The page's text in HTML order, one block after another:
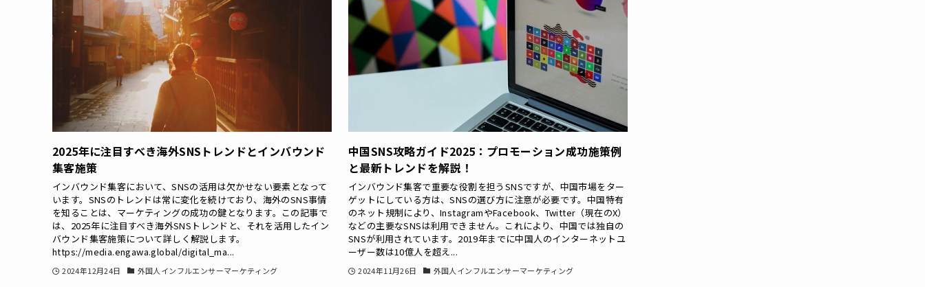
2025年に注目すべき海外SNSトレンドとインバウンド
集客施策
インバウンド集客において、SNSの活用は欠かせない要素となって
います。SNSのトレンドは常に変化を続けており、海外のSNS事情
を知ることは、マーケティングの成功の鍵となります。この記事で
は、2025年に注目すべき海外SNSトレンドと、それを活用したイン
バウンド集客施策について詳しく解説します。
https://media.engawa.global/digital_ma...
2024年12月24日 外国人インフルエンサーマーケティング
中国SNS攻略ガイド2025：プロモーション成功施策例
と最新トレンドを解説！
インバウンド集客で重要な役割を担うSNSですが、中国市場をター
ゲットにしている方は、SNSの選び方に注意が必要です。中国特有
のネット規制により、InstagramやFacebook、Twitter（現在のX）
などの主要なSNSは利用できません。これにより、中国では独自の
SNSが利用されています。2019年までに中国人のインターネットユ
ーザー数は10億人を超え...
2024年11月26日 外国人インフルエンサーマーケティング